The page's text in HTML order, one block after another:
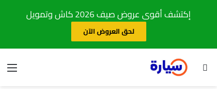
إكتشف أقوى عروض صيف 2026 كاش وتمويل
لحق العروض الآن
بحث عن